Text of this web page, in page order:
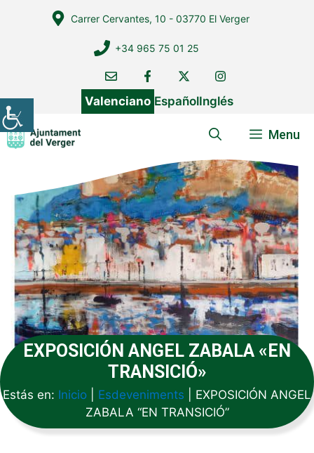
Carrer Cervantes, 10 - 03770 El Verger
+34 965 75 01 25
Valenciano EspañolInglés
Menu
EXPOSICIÓN ANGEL ZABALA «EN
TRANSICIÓ»
Estás en: Inicio Esdeveniments
EXPOSICIÓN ANGEL
ZABALA “EN TRANSICIÓ”